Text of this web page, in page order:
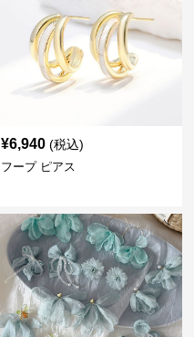
¥6,940 (税込)
フープ ピアス